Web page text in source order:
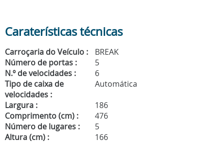
Caraterísticas técnicas
Carroçaria do Veículo :
BREAK
Número de portas :
5
N.º de velocidades :
6
Tipo de caixa de
velocidades :
Automática
Largura :
186
Comprimento (cm) :
476
Número de lugares :
5
Altura (cm) :
166